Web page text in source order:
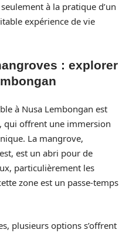
à la pratique d’un
expérience de vie
: explorer
à Nusa Lembongan est
qui offrent une immersion
La mangrove,
est un abri pour de
particulièrement les
zone est un passe-temps
plusieurs options s’offrent